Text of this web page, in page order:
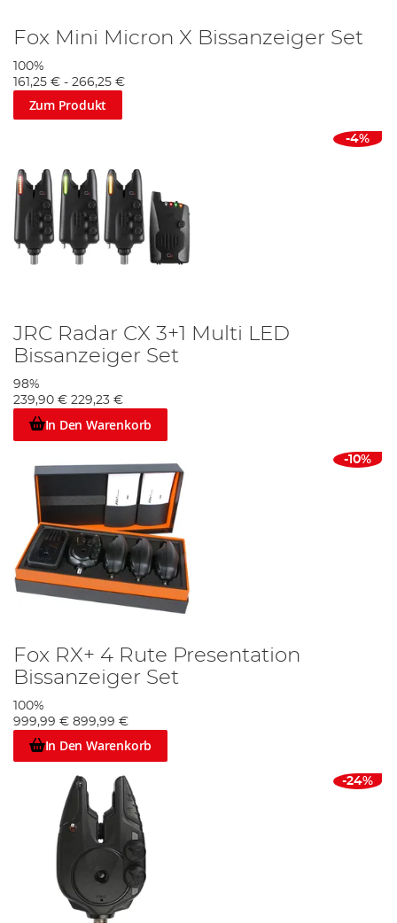
Fox Mini Micron X Bissanzeiger Set
100%
161,25 € - 266,25 €
Zum Produkt
-4%
JRC Radar CX 3+1 Multi LED
Bissanzeiger Set
98%
239,90 € 229,23 €
In Den Warenkorb
-10%
Fox RX+ 4 Rute Presentation
Bissanzeiger Set
100%
999,99 € 899,99 €
In Den Warenkorb
-24%